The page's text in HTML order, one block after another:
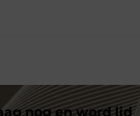
nog en word lid